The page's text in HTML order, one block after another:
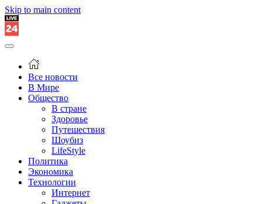
Skip to main content
Все новости
В Мире
Общество
В стране
Здоровье
Путешествия
Шоубиз
LifeStyle
Политика
Экономика
Технологии
Интернет